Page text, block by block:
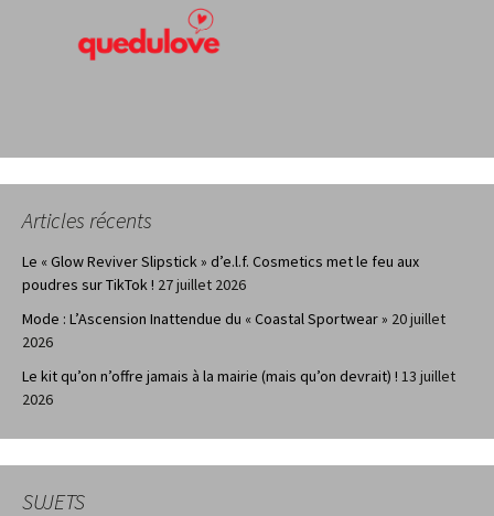
Articles récents
Le « Glow Reviver Slipstick » d’e.l.f. Cosmetics met le feu aux
poudres sur TikTok ! 27 juillet 2026
Mode : L’Ascension Inattendue du « Coastal Sportwear » 20 juillet
2026
Le kit qu’on n’offre jamais à la mairie (mais qu’on devrait) ! 13 juillet
2026
SUJETS